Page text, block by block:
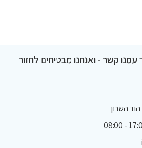
עמנו קשר - ואנחנו מבטיחים לחזור